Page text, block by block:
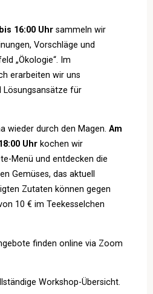
16:00 Uhrsammeln wir
Vorschläge und
„Ökologie“. Im
erarbeiten wir uns
Lösungsansätze für
wieder durch den Magen. Am
Uhrkochen wir
Menü und entdecken die
Gemüses, das aktuell
Zutaten können gegen
10 € im Teekesselchen
finden online via Zoom
Workshop-Übersicht.